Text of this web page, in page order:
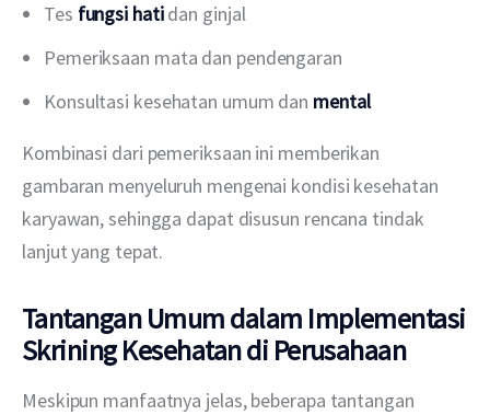
Tes fungsi hatidan ginjal
Pemeriksaan mata dan pendengaran
Konsultasi kesehatan umum dan mental
Kombinasi dari pemeriksaan ini memberikan
gambaran menyeluruh mengenai kondisi kesehatan
karyawan, sehingga dapat disusun rencana tindak
lanjut yang tepat.
Tantangan Umum dalam Implementasi
Skrining Kesehatan di Perusahaan
Meskipun manfaatnya jelas, beberapa tantangan